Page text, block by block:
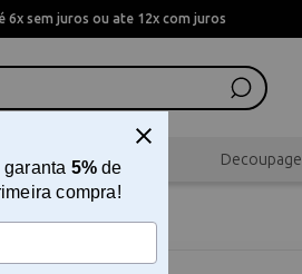
6x sem juros ou ate 12x com juros
Scrapbook Decoupage
5%de
compra!